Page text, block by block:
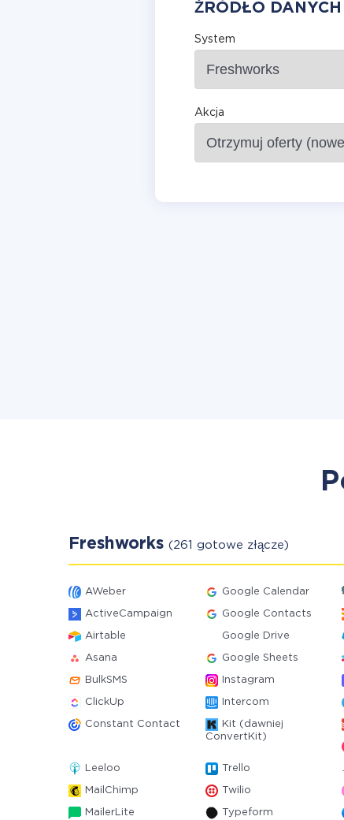
ŹRÓDŁO DANYCH
System
Akcja
Freshworks (261 gotowe złącze)
AWeber Google Calendar
ActiveCampaign Google Contacts
Airtable Google Drive
Asana Google Sheets
BulkSMS Instagram
ClickUp Intercom
Constant Contact
Kit (dawniej
ConvertKit)
Leeloo Trello
MailChimp Twilio
MailerLite Typeform